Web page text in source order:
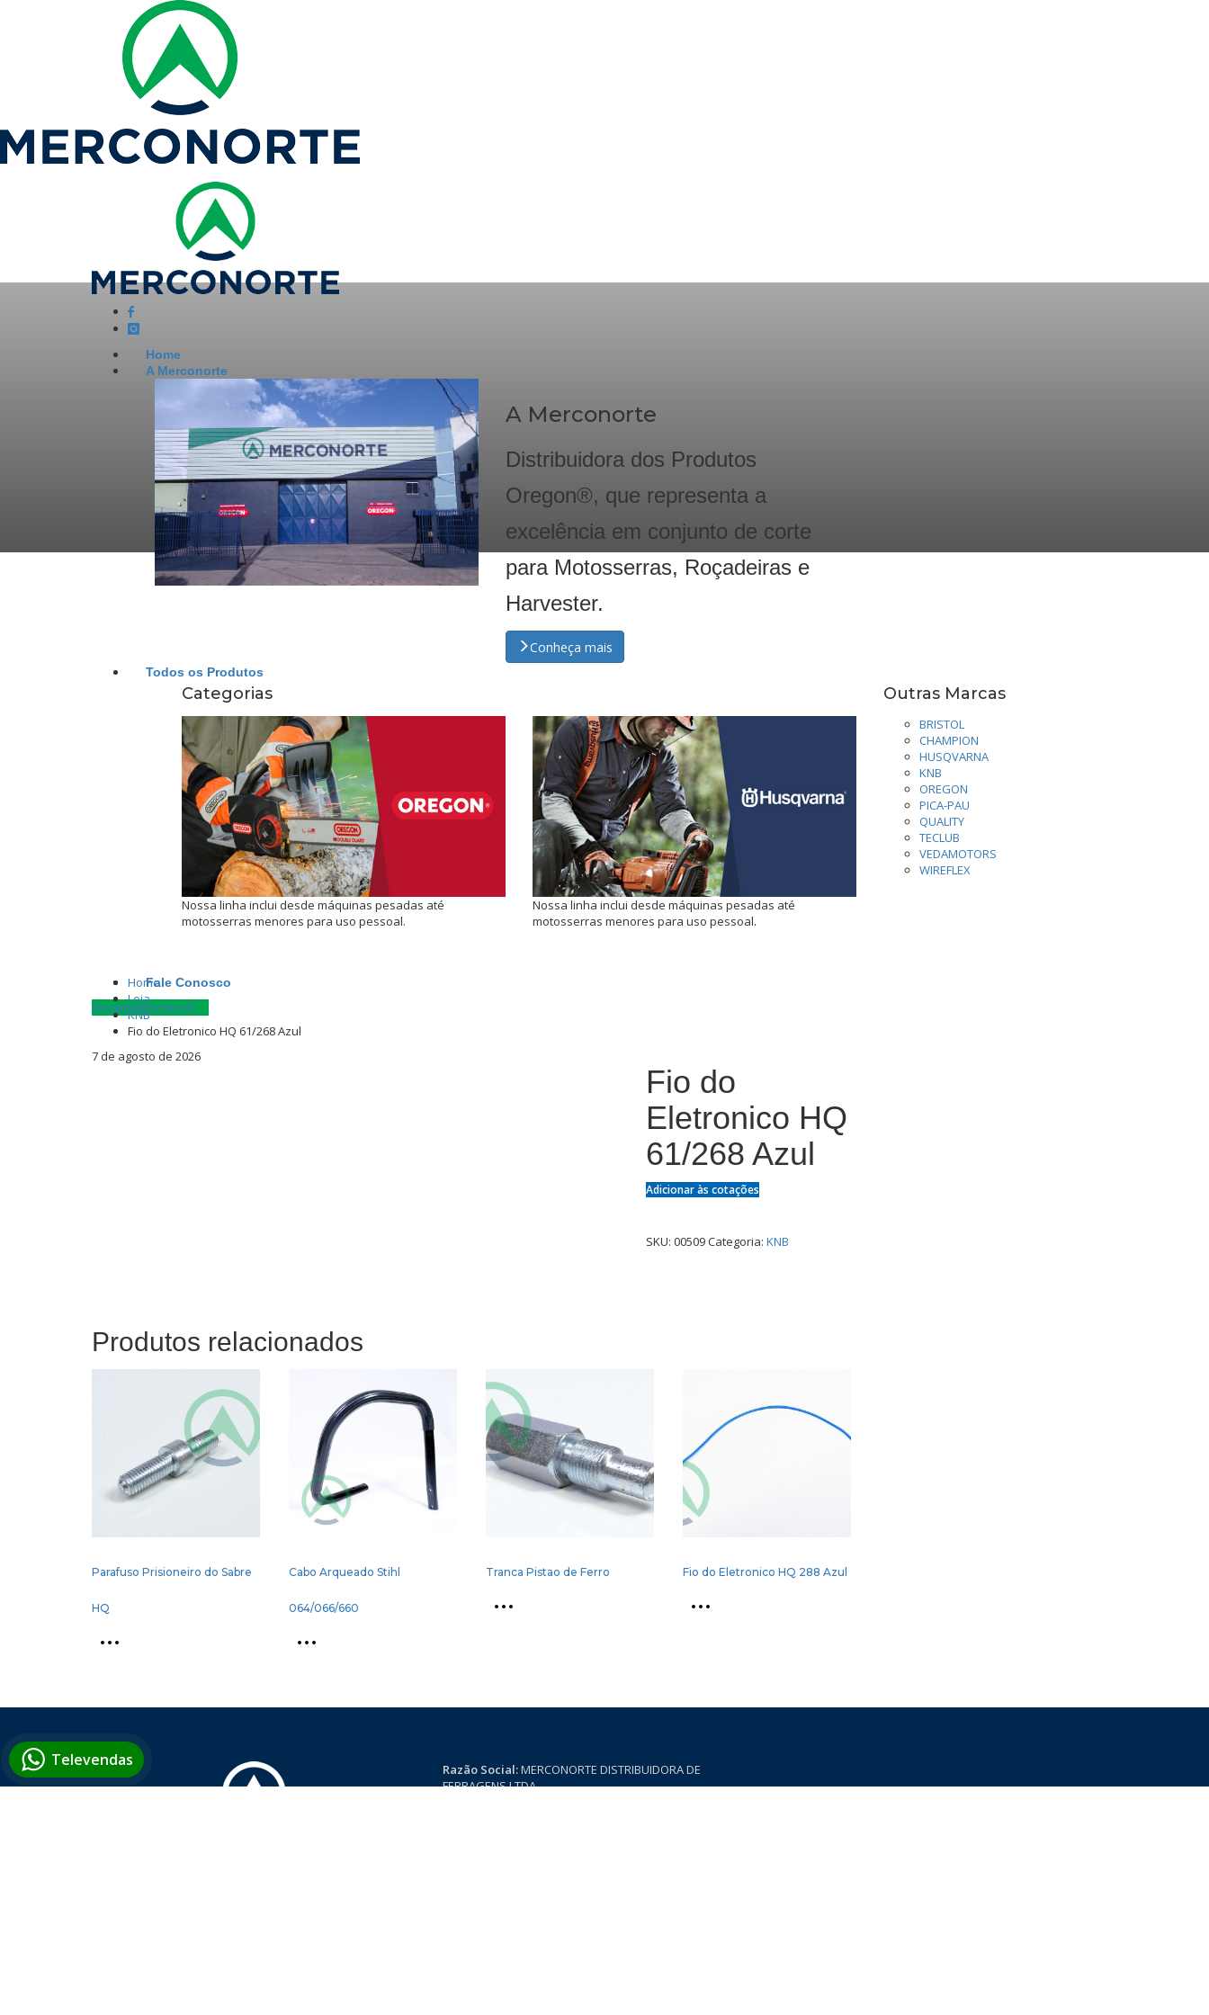
Home
A Merconorte
A Merconorte
Distribuidora dos Produtos
Oregon®, que representa a
excelência em conjunto de corte
para Motosserras, Roçadeiras e
Harvester.
Conheça mais
Todos os Produtos
Categorias
Nossa linha inclui desde máquinas pesadas até
motosserras menores para uso pessoal.
Nossa linha inclui desde máquinas pesadas até
motosserras menores para uso pessoal.
Outras Marcas
BRISTOL
CHAMPION
HUSQVARNA
KNB
OREGON
PICA-PAU
QUALITY
TECLUB
VEDAMOTORS
WIREFLEX
Fale Conosco
OrçamentoONLINE
Home
Loja
KNB
Fio do Eletronico HQ 61/268 Azul
7 de agosto de 2026
Fio do
Eletronico HQ
61/268 Azul
Adicionar às cotações
SKU:00509Categoria:KNB
Produtos relacionados
Parafuso Prisioneiro do Sabre
HQ
Cabo Arqueado Stihl
064/066/660
Tranca Pistao de Ferro Fio do Eletronico HQ 288 Azul
Televendas
Razão Social:MERCONORTE DISTRIBUIDORA DE
FERRAGENS LTDA